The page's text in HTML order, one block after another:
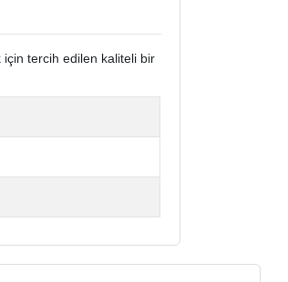
için tercih edilen kaliteli bir